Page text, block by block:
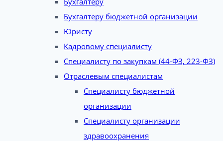
Бухгалтеру бюджетной организации
Юристу
Кадровому специалисту
Специалисту по закупкам (44-ФЗ, 223-ФЗ)
Отраслевым специалистам
Специалисту бюджетной
организации
Специалисту организации
здравоохранения